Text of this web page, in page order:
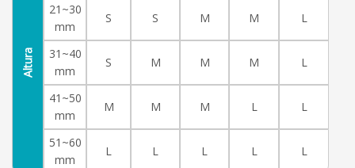
Altura
21~30
mm
S S M M L
31~40
mm
S M M M L
41~50
mm
M M M L L
51~60
mm
L L L L L